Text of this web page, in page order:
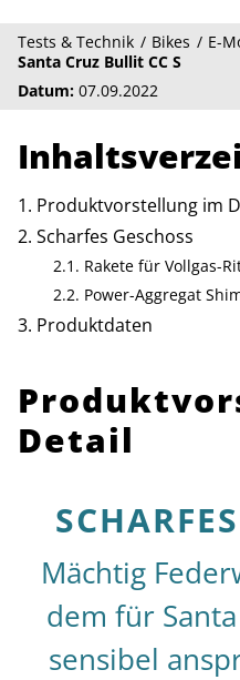
Tests & Technik Bikes
E-
Santa Cruz Bullit CC S
Datum: 07.09.2022
Produktvorstellung im
Scharfes Geschoss
Rakete für Vollgas-
Power-Aggregat
Produktdaten
Detail
Mächtig
dem für
sensibel